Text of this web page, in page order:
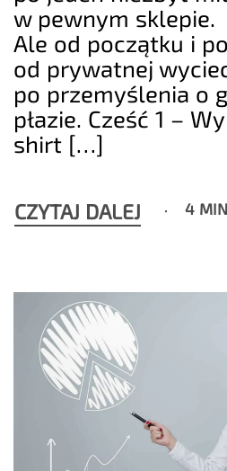
w pewnym sklepie.
Ale od początku i
od prywatnej
po przemyślenia o
płazie. Cześć 1 –
shirt […]
CZYTAJ DALEJ 4 MIN